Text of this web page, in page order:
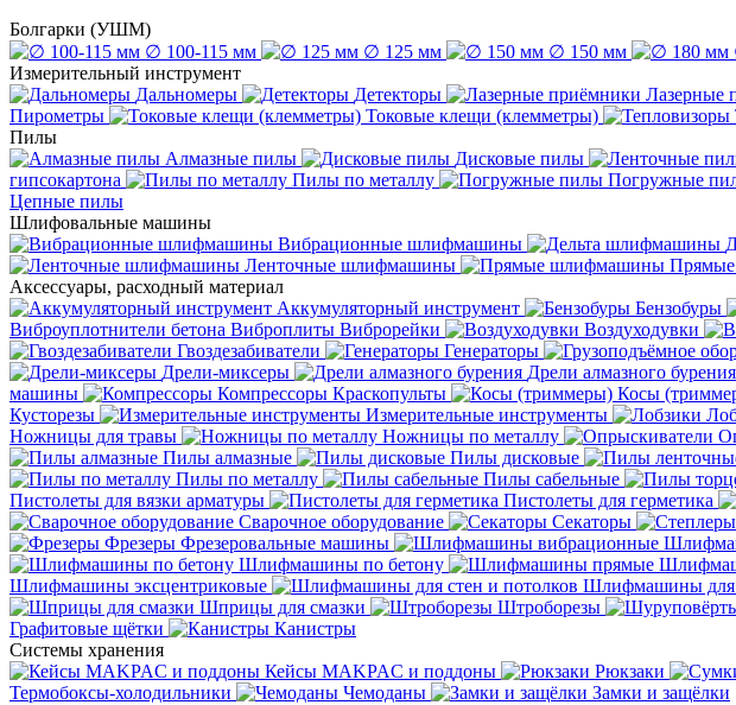
Болгарки (УШМ)
∅ 100-115 мм
∅ 125 мм ∅ 150 мм
Измерительный инструмент
Дальномеры
Детекторы Лазерные
Пирометры
Токовые клещи (клемметры)
Пилы
Алмазные пилы
Дисковые пилы
гипсокартона
Пилы по металлу Погружные
Цепные пилы
Шлифовальные машины
Вибрационные шлифмашины
Ленточные шлифмашины
Аксессуары, расходный материал
Аккумуляторный инструмент
Бензобуры
Виброуплотнители бетона Виброплиты Виброрейки Воздуходувки
Гвоздезабиватели
Генераторы
Дрели-миксеры
Дрели алмазного бурения
машины
Компрессоры Краскопульты Косы
Кусторезы
Измерительные инструменты
Ножницы для травы
Ножницы по металлу
Пилы алмазные
Пилы дисковые
Пилы по металлу
Пилы сабельные
Пистолеты для вязки арматуры
Пистолеты для герметика
Сварочное оборудование
Секаторы
Фрезеры Фрезеровальные машины
Шлифмашины по бетону
Шлифмашины эксцентриковые
Шлифмашины для
Шприцы для смазки
Штроборезы
Графитовые щётки
Канистры
Системы хранения
Кейсы MAKPAC и поддоны
Рюкзаки
Термобоксы-холодильники
Чемоданы
Замки и защёлки